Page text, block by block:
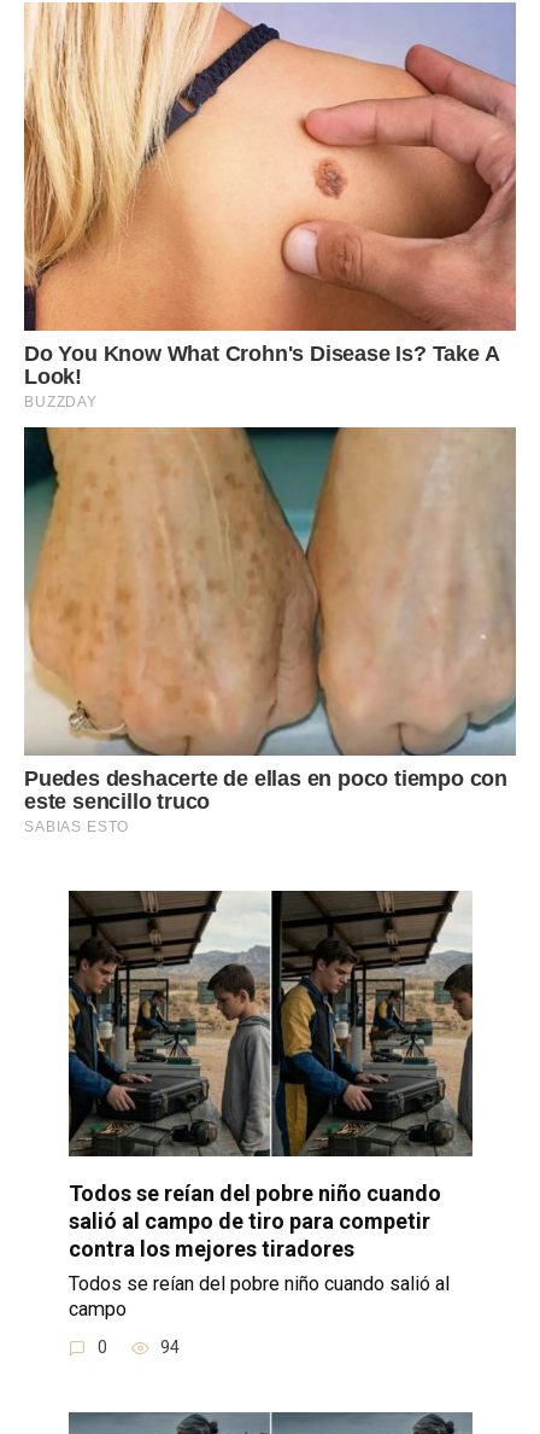
Todos se reían del pobre niño cuando
salió al campo de tiro para competir
contra los mejores tiradores
Todos se reían del pobre niño cuando salió al
campo
0 94